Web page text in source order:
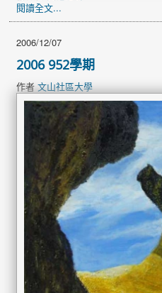
閱讀全文...
2006/12/07
2006 952學期
作者文山社區大學